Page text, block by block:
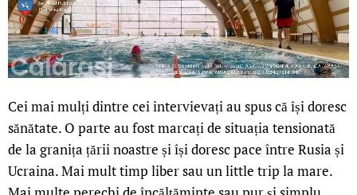
Cei mai mulți dintre cei intervievați au spus că își doresc
sănătate. O parte au fost marcați de situația tensionată
de la granița țării noastre și își doresc pace între Rusia și
Ucraina. Mai mult timp liber sau un little trip la mare.